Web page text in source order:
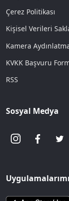
Çerez Politikası
Kişisel Verileri
Kamera
KVKK Başvuru
RSS
Sosyal Medya